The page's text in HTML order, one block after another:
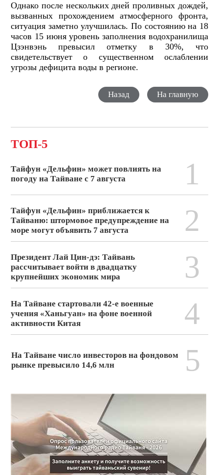
Однако после нескольких дней проливных дождей,
вызванных прохождением атмосферного фронта,
ситуация заметно улучшилась. По состоянию на 18
часов 15 июня уровень заполнения водохранилища
Цзэнвэнь превысил отметку в 30%, что
свидетельствует о существенном ослаблении
угрозы дефицита воды в регионе.
Назад На главную
ТОП-5
Тайфун «Дельфин» может повлиять на
погоду на Тайване с 7 августа
1
Тайфун «Дельфин» приближается к
Тайваню: штормовое предупреждение на
море могут объявить 7 августа
2
Президент Лай Цин-дэ: Тайвань
рассчитывает войти в двадцатку
крупнейших экономик мира
3
На Тайване стартовали 42-е военные
учения «Ханьгуан» на фоне военной
активности Китая
4
На Тайване число инвесторов на фондовом
рынке превысило 14,6 млн
5